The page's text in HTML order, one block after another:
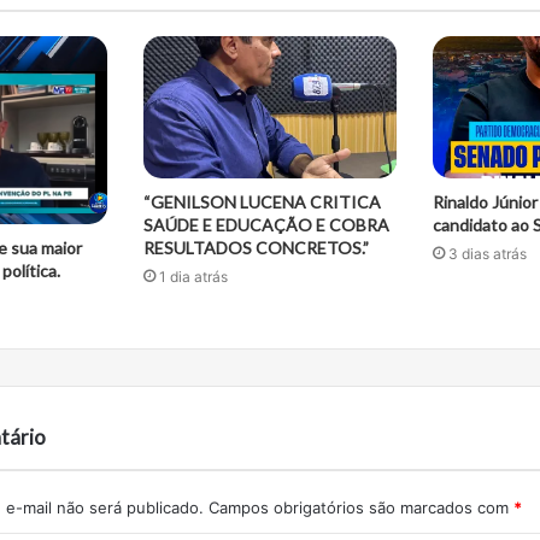
sua maior
“GENILSON LUCENA CRITICA
SAÚDE E EDUCAÇÃO E COBRA
RESULTADOS CONCRETOS.”
1 dia atrás
Rinaldo
candidato ao
3 dias atrás
mail não será publicado. Campos obrigatórios são marcados com *